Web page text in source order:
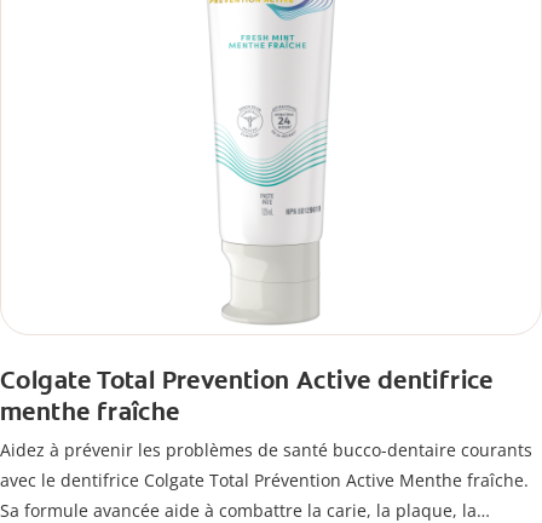
Colgate Total Prevention Active dentifrice
menthe fraîche
Aidez à prévenir les problèmes de santé bucco-dentaire courants
avec le dentifrice Colgate Total Prévention Active Menthe fraîche.
Sa formule avancée aide à combattre la carie, la plaque, la